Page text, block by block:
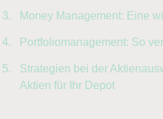
Money Management: Eine
Portfoliomanagement: So
Strategien bei der
Aktien für Ihr Depot